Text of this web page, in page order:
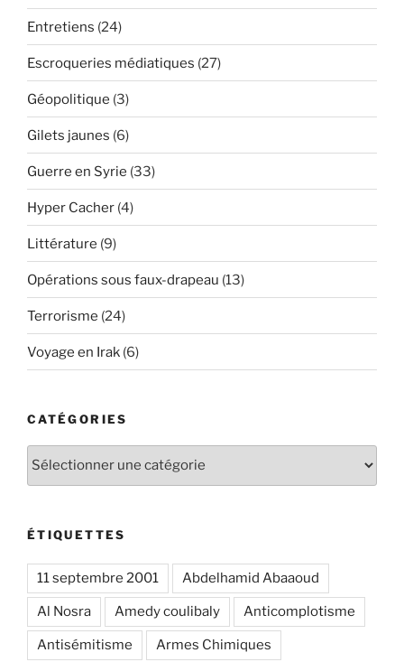
Entretiens (24)
Escroqueries médiatiques (27)
Géopolitique (3)
Gilets jaunes (6)
Guerre en Syrie (33)
Hyper Cacher (4)
Littérature (9)
Opérations sous faux-drapeau (13)
Terrorisme (24)
Voyage en Irak (6)
CATÉGORIES
Catégories
ÉTIQUETTES
11 septembre 2001 Abdelhamid Abaaoud
Al Nosra Amedy coulibaly Anticomplotisme
Antisémitisme Armes Chimiques